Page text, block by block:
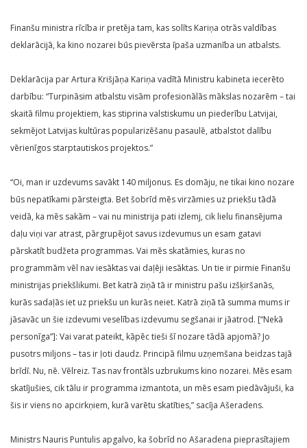
Finanšu ministra rīcība ir pretēja tam, kas solīts Kariņa otrās valdības
deklarācijā, ka kino nozarei būs pievērsta īpaša uzmanība un atbalsts.
Deklarācija par Artura Krišjāņa Kariņa vadītā Ministru kabineta iecerēto
darbību: “Turpināsim atbalstu visām profesionālās mākslas nozarēm – tai
skaitā filmu projektiem, kas stiprina valstiskumu un piederību Latvijai,
sekmējot Latvijas kultūras popularizēšanu pasaulē, atbalstot dalību
vērienīgos starptautiskos projektos.”
“Oi, man ir uzdevums savākt 140 miljonus. Es domāju, ne tikai kino nozare
būs nepatīkami pārsteigta. Bet šobrīd mēs virzāmies uz priekšu tādā
veidā, ka mēs sakām – vai nu ministrija pati izlemj, cik lielu finansējuma
daļu viņi var atrast, pārgrupējot savus izdevumus un esam gatavi
pārskatīt budžeta programmas. Vai mēs skatāmies, kuras no
programmām vēl nav iesāktas vai daļēji iesāktas. Un tie ir pirmie Finanšu
ministrijas priekšlikumi. Bet katrā ziņā tā ir ministru pašu izšķiršanās,
kurās sadaļās iet uz priekšu un kurās neiet. Katrā ziņā tā summa mums ir
jāsavāc un šie izdevumi veselības izdevumu segšanai ir jāatrod. [“Nekā
personīga”]: Vai varat pateikt, kāpēc tieši šī nozare tādā apjomā? Jo
pusotrs miljons – tas ir ļoti daudz. Principā filmu uzņemšana beidzas tajā
brīdī. Nu, nē. Vēlreiz. Tas nav frontāls uzbrukums kino nozarei. Mēs esam
skatījušies, cik tālu ir programma izmantota, un mēs esam piedāvājuši, ka
šis ir viens no apcirkņiem, kurā varētu skatīties,” sacīja Ašeradens.
Ministrs Nauris Puntulis apgalvo, ka šobrīd no Ašaradena pieprasītajiem